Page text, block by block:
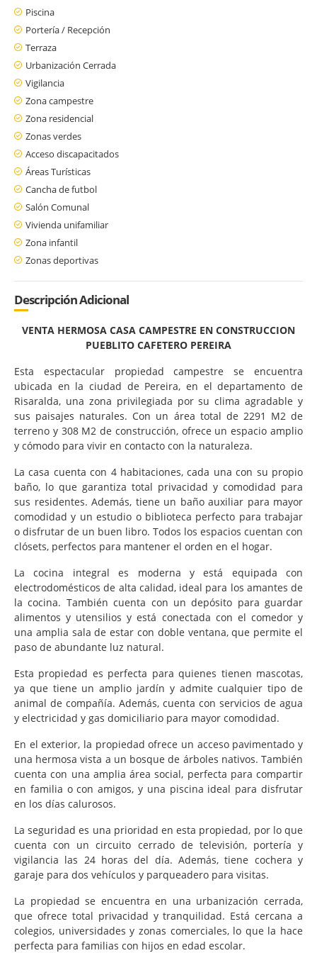
Piscina
Portería / Recepción
Terraza
Urbanización Cerrada
Vigilancia
Zona campestre
Zona residencial
Zonas verdes
Acceso discapacitados
Áreas Turísticas
Cancha de futbol
Salón Comunal
Vivienda unifamiliar
Zona infantil
Zonas deportivas
Descripción Adicional
VENTA HERMOSA CASA CAMPESTRE EN CONSTRUCCION
PUEBLITO CAFETERO PEREIRA
Esta espectacular propiedad campestre se encuentra
ubicada en la ciudad de Pereira, en el departamento de
Risaralda, una zona privilegiada por su clima agradable y
sus paisajes naturales. Con un área total de 2291 M2 de
terreno y 308 M2 de construcción, ofrece un espacio amplio
y cómodo para vivir en contacto con la naturaleza.
La casa cuenta con 4 habitaciones, cada una con su propio
baño, lo que garantiza total privacidad y comodidad para
sus residentes. Además, tiene un baño auxiliar para mayor
comodidad y un estudio o biblioteca perfecto para trabajar
o disfrutar de un buen libro. Todos los espacios cuentan con
clósets, perfectos para mantener el orden en el hogar.
La cocina integral es moderna y está equipada con
electrodomésticos de alta calidad, ideal para los amantes de
la cocina. También cuenta con un depósito para guardar
alimentos y utensilios y está conectada con el comedor y
una amplia sala de estar con doble ventana, que permite el
paso de abundante luz natural.
Esta propiedad es perfecta para quienes tienen mascotas,
ya que tiene un amplio jardín y admite cualquier tipo de
animal de compañía. Además, cuenta con servicios de agua
y electricidad y gas domiciliario para mayor comodidad.
En el exterior, la propiedad ofrece un acceso pavimentado y
una hermosa vista a un bosque de árboles nativos. También
cuenta con una amplia área social, perfecta para compartir
en familia o con amigos, y una piscina ideal para disfrutar
en los días calurosos.
La seguridad es una prioridad en esta propiedad, por lo que
cuenta con un circuito cerrado de televisión, portería y
vigilancia las 24 horas del día. Además, tiene cochera y
garaje para dos vehículos y parqueadero para visitas.
La propiedad se encuentra en una urbanización cerrada,
que ofrece total privacidad y tranquilidad. Está cercana a
colegios, universidades y zonas comerciales, lo que la hace
perfecta para familias con hijos en edad escolar.